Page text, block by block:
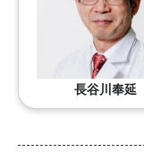
長谷川奉延